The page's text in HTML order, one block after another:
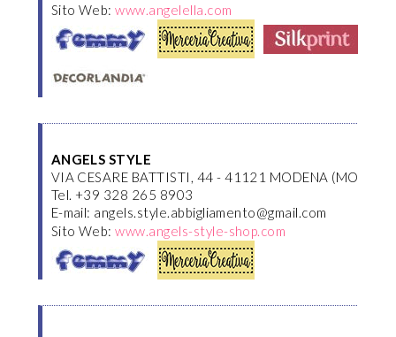
Sito Web:www.angelella.com
ANGELS STYLE
VIA CESARE BATTISTI, 44 - 41121 MODENA (MO)
Tel. +39 328 265 8903
E-mail: angels.style.abbigliamento@gmail.com
Sito Web:www.angels-style-shop.com